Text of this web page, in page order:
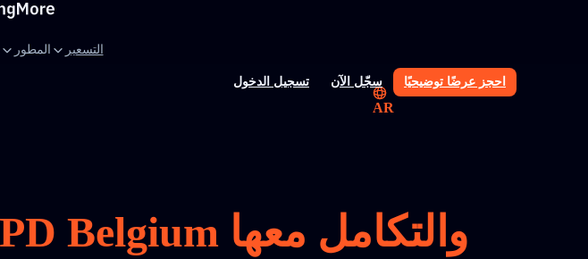
المطور التسعير
تسجيل الدخول سجّل الآن احجز عرضًا توضيحيًا
AR
واجهة برمجة تطبيقات تتبع DPD Belgium والتكامل معها